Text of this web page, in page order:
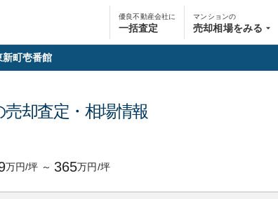
優良不動産会社に
一括査定
マンションの
売却相場をみる
新町壱番館
売却査定・相場情報
万円/坪 ～ 365万円/坪